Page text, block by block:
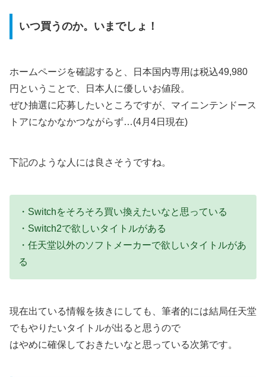
いつ買うのか。いまでしょ！
ホームページを確認すると、日本国内専用は税込49,980
円ということで、日本人に優しいお値段。
ぜひ抽選に応募したいところですが、マイニンテンドース
トアになかなかつながらず…(4月4日現在)
下記のような人には良さそうですね。
・Switchをそろそろ買い換えたいなと思っている
・Switch2で欲しいタイトルがある
・任天堂以外のソフトメーカーで欲しいタイトルがあ
る
現在出ている情報を抜きにしても、筆者的には結局任天堂
でもやりたいタイトルが出ると思うので
はやめに確保しておきたいなと思っている次第です。